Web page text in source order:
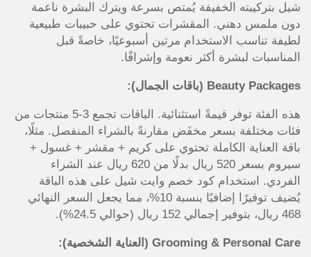
شيل بتركيبته الخفيفة يُمتص بسرعة ويترك البشرة ناعمة
دون ملمس دهني. المقشرات تحتوي على حبيبات طبيعية
لطيفة تناسب الاستخدام مرتين أسبوعيًا، خاصةً قبل
المناسبات لبشرة أكثر نعومة وإشراقًا.
Beauty Packages (باقات الجمال):
هذه الفئة توفر قيمةً استثنائية. الباقات تجمع 3-5 منتجات من
فئات مختلفة بسعر مخفَض مقارنةً بالشراء المنفصل. مثلًا،
باقة العناية الكاملة تحتوي على كريم + مقشر + غسول +
سيروم بسعر 520 ريال بدلًا من 620 ريال عند الشراء
الفردي. استخدام كود خصم وايت شيل على هذه الباقة
يُضيف توفيرًا إضافيًا بنسبة 10%، مما يجعل السعر النهائي
468 ريال، بتوفير إجمالي 152 ريال (حوالي 24.5%).
Grooming & Personal Care (العناية الشخصية):